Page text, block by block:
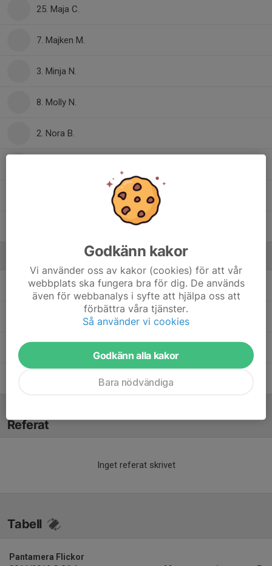
25. Maja C.
7. Majken M.
3. Minja N.
8. Molly N.
2. Nora B.
Henrik BravTränare - Ledare
Karolina FriskLagledare - Ledare
Sandra CarlsvärdTränare - Ledare
Referat
Inget referat skrivet
Tabell
Pantamera Flickor
Godkänn kakor
Vi använder oss av kakor (cookies) för att vår
webbplats ska fungera bra för dig. De används
även för webbanalys i syfte att hjälpa oss att
förbättra våra tjänster.
Så använder vi cookies
Godkänn alla kakor
Bara nödvändiga